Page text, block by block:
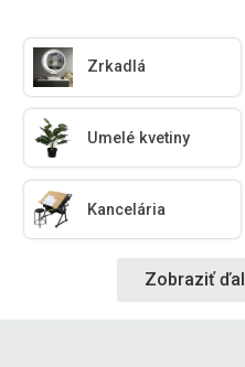
Zrkadlá
Umelé kvetiny
Kancelária
Zobraziť